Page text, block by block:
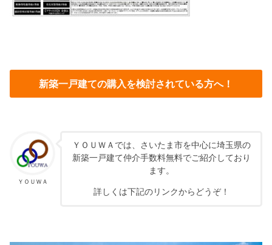
新築一戸建ての購入を検討されている方へ！
ＹＯＵＷＡ
ＹＯＵＷＡでは、さいたま市を中心に埼玉県の
新築一戸建て仲介手数料無料でご紹介しており
ます。
詳しくは下記のリンクからどうぞ！